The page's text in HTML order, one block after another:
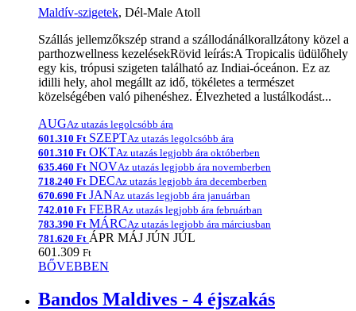
Maldív-szigetek, Dél-Male Atoll
Szállás jellemzőkszép strand a szállodánálkorallzátony közel a
parthozwellness kezelésekRövid leírás:A Tropicalis üdülőhely
egy kis, trópusi szigeten található az Indiai-óceánon. Ez az
idilli hely, ahol megállt az idő, tökéletes a természet
közelségében való pihenéshez. Élvezheted a lustálkodást...
AUGAz utazás legolcsóbb ára
601.310 Ft SZEPTAz utazás legolcsóbb ára
601.310 Ft OKTAz utazás legjobb ára októberben
635.460 Ft NOVAz utazás legjobb ára novemberben
718.240 Ft DECAz utazás legjobb ára decemberben
670.690 Ft JANAz utazás legjobb ára januárban
742.010 Ft FEBR Az utazás legjobb ára februárban
783.390 Ft MÁRCAz utazás legjobb ára márciusban
781.620 Ft ÁPR MÁJ JÚN JÚL
601.309 Ft
BŐVEBBEN
Bandos Maldives - 4 éjszakás